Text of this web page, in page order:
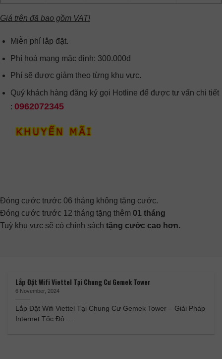
Giá trên đã bao gồm VAT!
Miễn phí lắp đặt.
Phí hoà mạng mặc định: 300.000đ
Phí sẽ được giảm theo từng khu vực.
Quý khách hàng đăng ký gọi Hotline để được tư vấn chi tiết
: 0962072345
Đóng cước trước 06 tháng không tặng cước.
Đóng cước trước 12 tháng tặng thêm 01 tháng
Tuỳ khu vực sẽ có chính sách tặng cước cao hơn.
Lắp Đặt Wifi Viettel Tại Chung Cư Gemek Tower
6 November, 2024
Lắp Đặt Wifi Viettel Tại Chung Cư Gemek Tower – Giải Pháp
Internet Tốc Độ ...